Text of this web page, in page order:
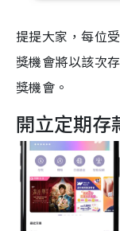
提提大家，每位
獎機會將以該次
獎機會。
開立定期存